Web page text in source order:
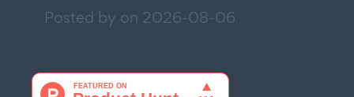
Posted by on 2026-08-06